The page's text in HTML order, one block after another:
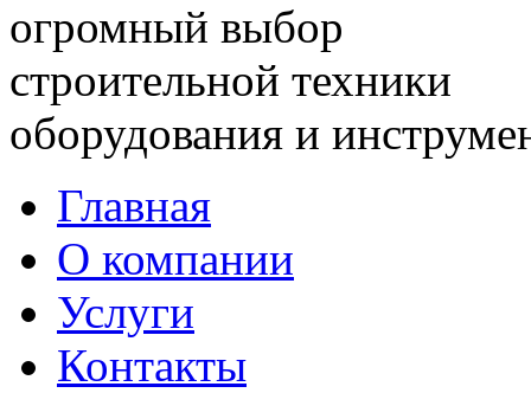
огромный выбор
строительной техники
оборудования и
Главная
О компании
Услуги
Контакты